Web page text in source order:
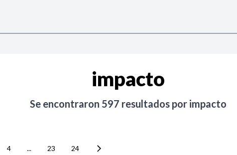
impacto
Se encontraron 597 resultados por impacto
4 ... 23 24